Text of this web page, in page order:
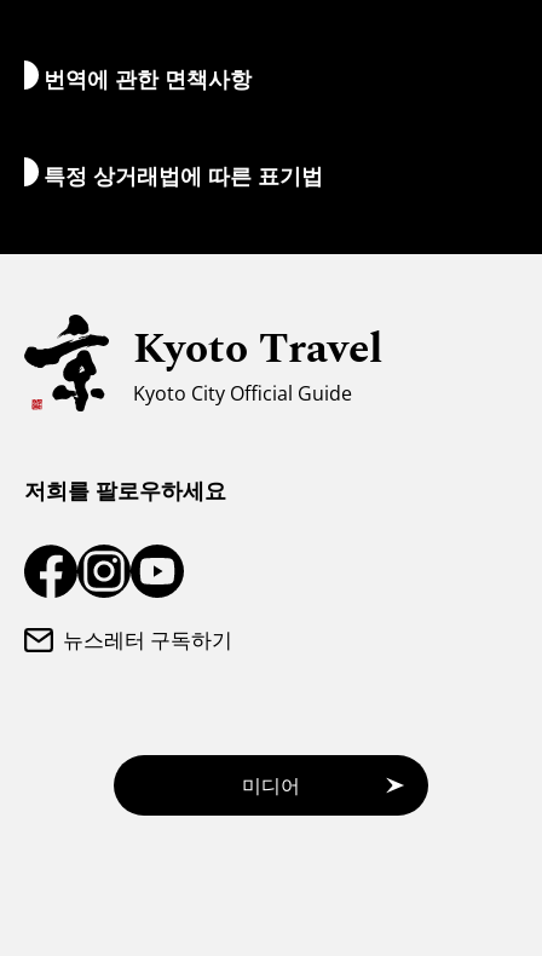
숙박 시설
통역 가이드
환전/세금
유니버설 관광
무슬림을 위한 정보
날씨와 옷차림
번역에 관한 면책사항
특정 상거래법에 따른 표기법
Kyoto Travel
Kyoto City Official Guide
저희를 팔로우하세요
뉴스레터 구독하기
미디어